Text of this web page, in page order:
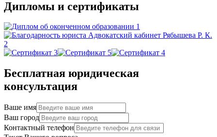
Дипломы и сертификаты
Бесплатная юридическая
консультация
Ваше имя
Ваш город
Контактный телефон